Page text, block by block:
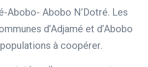
Abobo- Abobo N’Dotré. Les
d’Adjamé et d’Abobo
à coopérer.